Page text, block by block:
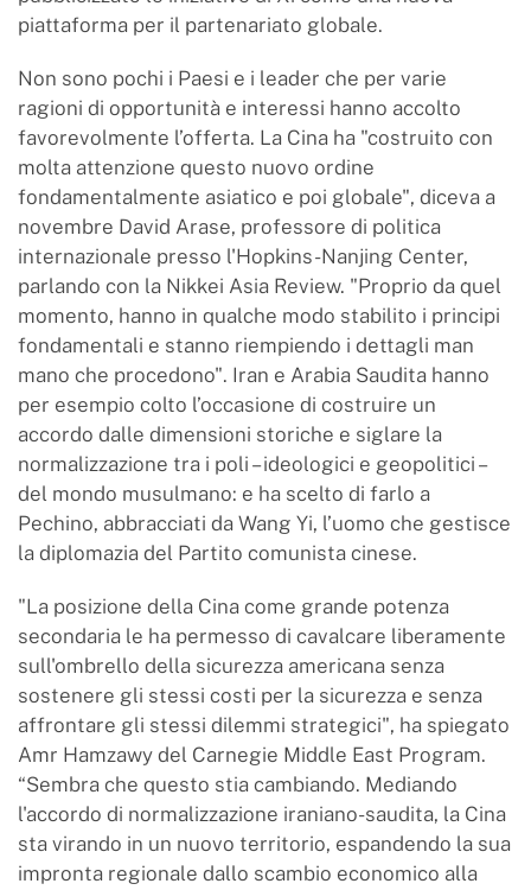
piattaforma per il partenariato globale.
Non sono pochi i Paesi e i leader che per varie
ragioni di opportunità e interessi hanno accolto
favorevolmente l’offerta. La Cina ha "costruito con
molta attenzione questo nuovo ordine
fondamentalmente asiatico e poi globale", diceva a
novembre David Arase, professore di politica
internazionale presso l'Hopkins-Nanjing Center,
parlando con la Nikkei Asia Review. "Proprio da quel
momento, hanno in qualche modo stabilito i principi
fondamentali e stanno riempiendo i dettagli man
mano che procedono". Iran e Arabia Saudita hanno
per esempio colto l’occasione di costruire un
accordo dalle dimensioni storiche e siglare la
normalizzazione tra i poli – ideologici e geopolitici –
del mondo musulmano: e ha scelto di farlo a
Pechino, abbracciati da Wang Yi, l’uomo che gestisce
la diplomazia del Partito comunista cinese.
"La posizione della Cina come grande potenza
secondaria le ha permesso di cavalcare liberamente
sull'ombrello della sicurezza americana senza
sostenere gli stessi costi per la sicurezza e senza
affrontare gli stessi dilemmi strategici", ha spiegato
Amr Hamzawy del Carnegie Middle East Program.
“Sembra che questo stia cambiando. Mediando
l'accordo di normalizzazione iraniano-saudita, la Cina
sta virando in un nuovo territorio, espandendo la sua
impronta regionale dallo scambio economico alla